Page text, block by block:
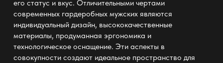
его статус и вкус. Отличительными чертами
современных гардеробных мужскихявляются
индивидуальный дизайн, высококачественные
материалы, продуманная эргономика и
технологическое оснащение. Эти аспекты в
совокупности создают идеальное пространство для